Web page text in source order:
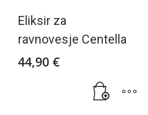
Eliksir za
ravnovesje Centella
44,90 €